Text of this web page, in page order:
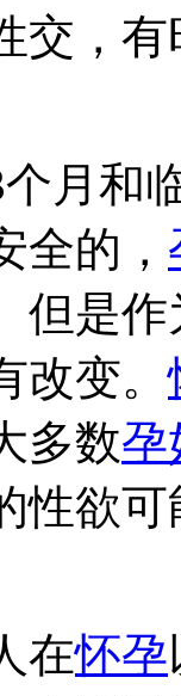
交，
和临
全的，
但是
改变。
多数孕
性欲
在怀孕